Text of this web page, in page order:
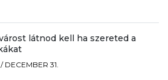
látnod kell ha szereted a
/ DECEMBER 31.